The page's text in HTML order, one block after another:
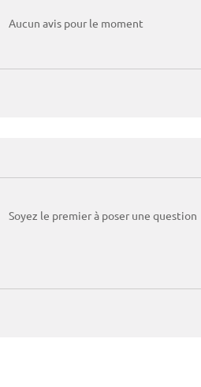
Aucun avis pour le moment
Soyez le premier à poser une question